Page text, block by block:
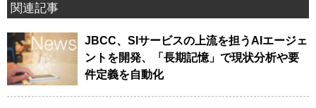
関連記事
JBCC、SIサービスの上流を担うAIエージェ
ントを開発、「長期記憶」で現状分析や要
件定義を自動化